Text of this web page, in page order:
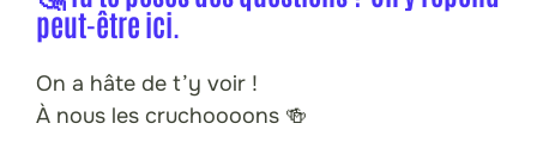
peut-être ici
On a hâte de t’y voir !
À nous les cruchoooons 🍻